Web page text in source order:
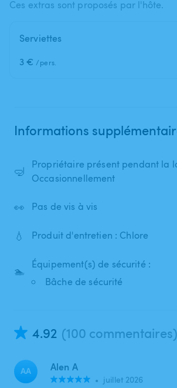
Ces extras sont proposés par l'hôte.
Serviettes
3 € /pers.
Informations
🤿
Propriétaire présent pendant la
Occasionnellement
👀 Pas de vis à vis
💧 Produit d'entretien : Chlore
🏊
Équipement(s) de sécurité :
Bâche de sécurité
4.92 (100 commentaires)
AA Alen A
• juillet 2026